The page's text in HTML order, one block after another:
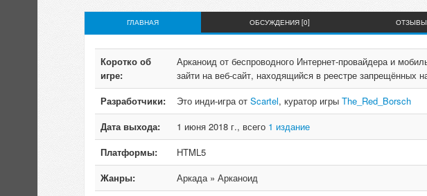
ГЛАВНАЯ ОБСУЖДЕНИЯ [0] ОТЗЫВЫ
Коротко об
игре:
Арканоид от беспроводного Интернет-провайдера и
зайти на веб-сайт, находящийся в реестре запрещённых
Разработчики:
Это инди-игра от Scartel, куратор игры The_Red_Borsch
Дата выхода:
1 июня 2018 г., всего 1 издание
Платформы:
HTML5
Жанры:
Аркада » Арканоид